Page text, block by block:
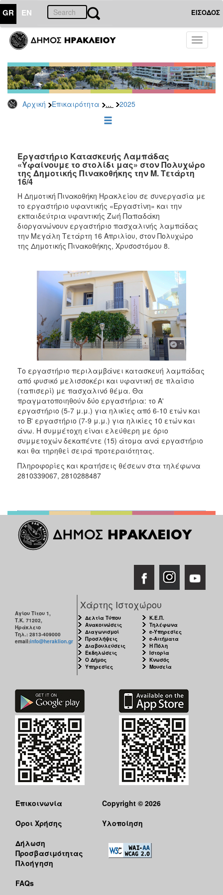
GR EN ΕΙΣΟΔΟΣ
Toggle
Αρχική Επικαιρότητα ... 2025
ΕΠΙΚΑΙΡΟΤΗΤΑ
Τύπου
Αρχείο
2026
2025
2022
2021
2019
2018
2017
2016
2012
2010
2006
ΔΗΜΟΤΗΣ
ΕΠΙΣΚΕΠΤΗΣ
ΗΡΑΚΛΕΙΟ
Εργαστήριο Κατασκευής Λαμπάδας
«Υφαίνουμε το στολίδι μας» στον Πολυχώρο
της Δημοτικής Πινακοθήκης την Μ. Τετάρτη
16/4
Η Δημοτική Πινακοθήκη Ηρακλείου σε συνεργασία με
το εργαστήριο υφαντικής «Εργαστίνη» και την
εκπαιδεύτρια υφαντικής Ζωή Παπαδάκη
διοργανώνουν εργαστήριο πασχαλινής λαμπάδας
την Μεγάλη Τετάρτη 16 Απριλίου, στον Πολυχώρο
της Δημοτικής Πινακοθήκης, Χρυσοστόμου 8.
Το εργαστήριο περιλαμβάνει κατασκευή λαμπάδας
από φυσικό μελισσοκέρι και υφαντική σε πλαίσιο
(ταπισερί) με πασχαλινό θέμα. Θα
πραγματοποιηθούν δύο εργαστήρια: το Α'
εργαστήριο (5-7 μ.μ.) για ηλικίες από 6-10 ετών και
το Β' εργαστήριο (7-9 μ.μ.) για ηλικίες 10 ετών και
άνω. Η συμμέτοχη είναι ελεύθερη με όριο
συμμετοχών δεκαπέντε (15) άτομα ανά εργαστήριο
και θα τηρηθεί σειρά προτεραιότητας.
Πληροφορίες και κρατήσεις θέσεων στα τηλέφωνα
2810339067, 2810288487
Αγίου Τίτου 1,
Τ.Κ. 71202,
Ηράκλειο
Τηλ.: 2813-409000
email:info@heraklion.gr
Χάρτης Ιστοχώρου
Δελτία Τύπου
Ανακοινώσεις
Διαγωνισμοί
Προσλήψεις
Διαβουλεύσεις
Εκδηλώσεις
Ο Δήμος
Υπηρεσίες
Κ.Ε.Π.
Τηλέφωνα
e-Υπηρεσίες
e-Αιτήματα
Η Πόλη
Ιστορία
Κνωσός
Μουσεία
Επικοινωνία
Όροι Χρήσης
Δήλωση
Προσβασιμότητας
Πλοήγηση
FAQs
Copyright © 2026
Υλοποίηση